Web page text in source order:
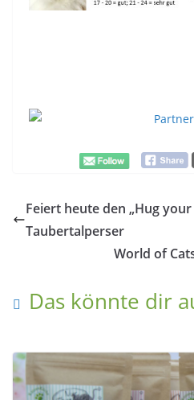
Feiert heute den „Hug your
Taubertalperser
World of
Das könnte dir